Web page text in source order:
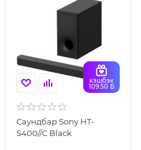
кэшбэк
109.50 Б
Саундбар Sony HT-
S400//C Black